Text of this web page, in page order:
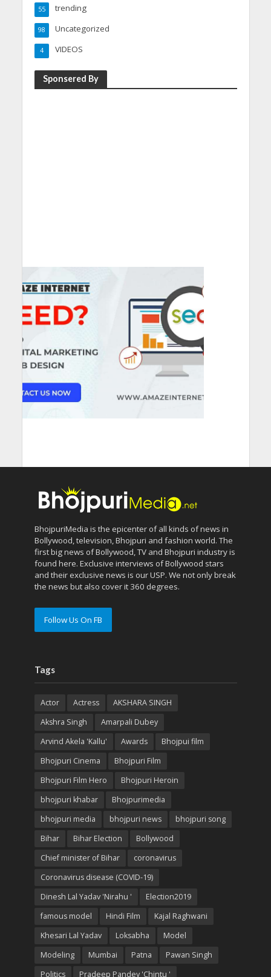
trending
55
Uncategorized
98
VIDEOS
4
Sponsered By
BhojpuriMedia is the epicenter of all kinds of news in
Bollywood, television, Bhojpuri and fashion world. The
first big news of Bollywood, TV and Bhojpuri industry is
found here. Exclusive interviews of Bollywood stars
and their exclusive news is our USP. We not only break
the news but also cover it 360 degrees.
Follow Us On FB
Tags
Actor Actress
AKSHARA SINGH
Akshra Singh
Amarpali Dubey
Arvind Akela 'Kallu'
Awards
Bhojpui film
Bhojpuri Cinema
Bhojpuri Film
Bhojpuri Film Hero
Bhojpuri Heroin
bhojpuri khabar
Bhojpurimedia
bhojpuri media
bhojpuri news
bhojpuri song
Bihar
Bihar Election
Bollywood
Chief minister of Bihar
coronavirus
Coronavirus disease (COVID-19)
Dinesh Lal Yadav 'Nirahu '
Election2019
famous model
Hindi Film
Kajal Raghwani
Khesari Lal Yadav
Loksabha
Model
Modeling
Mumbai Patna
Pawan Singh
Politics
Pradeep Pandey 'Chintu '